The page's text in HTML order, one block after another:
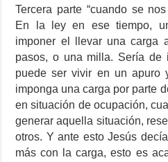
Tercera parte “cuando se
En la ley en ese tiempo,
imponer el llevar una carga
pasos, o una milla. Sería de
puede ser vivir en un
imponga una carga por parte
en situación de ocupación,
generar aquella situación,
otros. Y ante esto Jesús
más con la carga, esto es